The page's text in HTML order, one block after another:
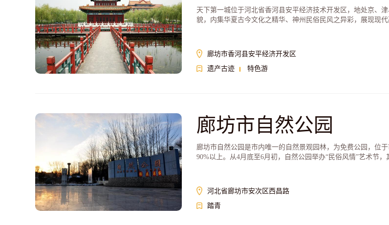
天下第一城位于河北省香河县安平经济技术开发区，地处京、
貌，内集华夏古今文化之精华、神州民俗民风之异彩，展现现
廊坊市香河县安平经济开发区
遗产古迹
特色游
廊坊市自然公园
廊坊市自然公园是市内唯一的自然景观园林，为免费公园，位
90%以上。从4月底至6月初，自然公园举办“民俗风情”艺术节
河北省廊坊市安次区西昌路
踏青